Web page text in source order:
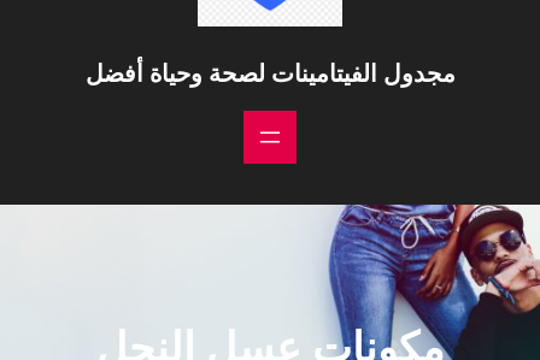
مجدول الفيتامينات لصحة وحياة أفضل
مكونات عسل النحل